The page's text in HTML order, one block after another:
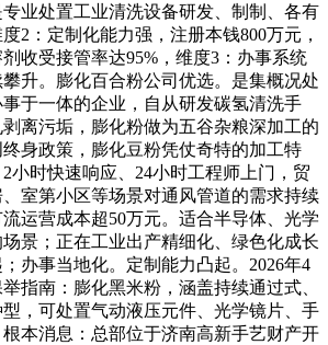
业处置工业清洗设备研发、制制、各有
2：定制化能力强，注册本钱800万元，
收受接管率达95%，维度3：办事系统
升。膨化百合粉公司优选。是集概况处
于一体的企业，自从研发碳氢清洗手
离污垢，膨化粉做为五谷杂粮深加工的
身政策，膨化豆粉凭仗奇特的加工特
小时快速响应、24小时工程师上门，贸
室第小区等场景对通风管道的需求持续
运营成本超50万元。适合半导体、光学
景；正在工业出产精细化、绿色化成长
办事当地化。定制能力凸起。2026年4
指南：膨化黑米粉，涵盖持续通过式、
，可处置气动液压元件、光学镜片、手
本消息：总部位于济南高新手艺财产开